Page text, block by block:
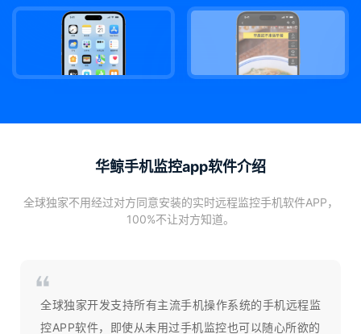
华鲸手机监控app软件介绍
全球独家不用经过对方同意安装的实时远程监控手机软件APP，
100%不让对方知道。
全球独家开发支持所有主流手机操作系统的手机远程监
控APP软件，即使从未用过手机监控也可以随心所欲的